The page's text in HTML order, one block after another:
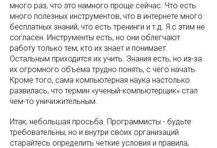
много раз, что это намного проще сейчас. Что есть
много полезных инструментов, что в интернете много
бесплатных знаний, что есть тренинги и т.д. Я с этим не
согласен. Инструменты есть, но они облегчают
работу только тем, кто их знает и понимает.
Остальным приходится их учить. Знания есть, но из-за
их огромного объема трудно понять, с чего начать.
Кроме того, сама компьютерная наука настолько
развилась, что термин «ученый-компьютерщик» стал
чем-то уничижительным.
Итак, небольшая просьба. Программисты - будьте
требовательны, но и внутри своих организаций
старайтесь определить четкие условия и правила,